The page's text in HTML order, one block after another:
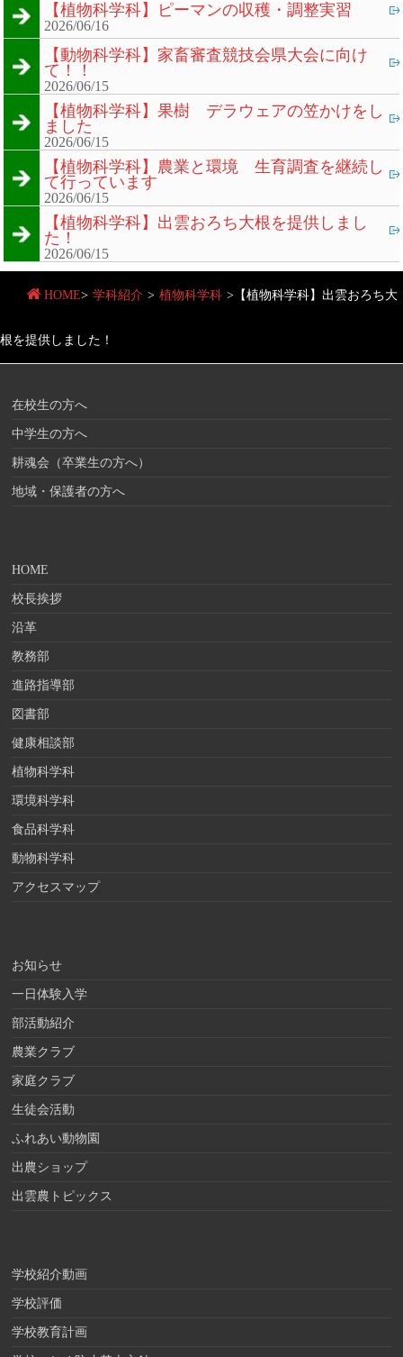
【植物科学科】ピーマンの収穫・調整実習
2026/06/16
【動物科学科】家畜審査競技会県大会に向け
て！！
2026/06/15
【植物科学科】果樹 デラウェアの笠かけをし
ました
2026/06/15
【植物科学科】農業と環境 生育調査を継続し
て行っています
2026/06/15
【植物科学科】出雲おろち大根を提供しまし
た！
2026/06/15
HOME> 学科紹介 > 植物科学科 > 【植物科学科】出雲おろち大
根を提供しました！
在校生の方へ
中学生の方へ
耕魂会（卒業生の方へ）
地域・保護者の方へ
HOME
校長挨拶
沿革
教務部
進路指導部
図書部
健康相談部
植物科学科
環境科学科
食品科学科
動物科学科
アクセスマップ
お知らせ
一日体験入学
部活動紹介
農業クラブ
家庭クラブ
生徒会活動
ふれあい動物園
出農ショップ
出雲農トピックス
学校紹介動画
学校評価
学校教育計画